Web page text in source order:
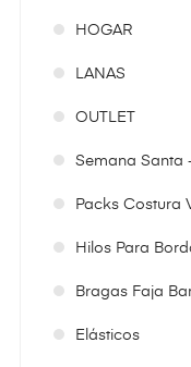
HOGAR
LANAS
OUTLET
Semana Santa
Packs Costura
Hilos Para
Bragas Faja
Elásticos